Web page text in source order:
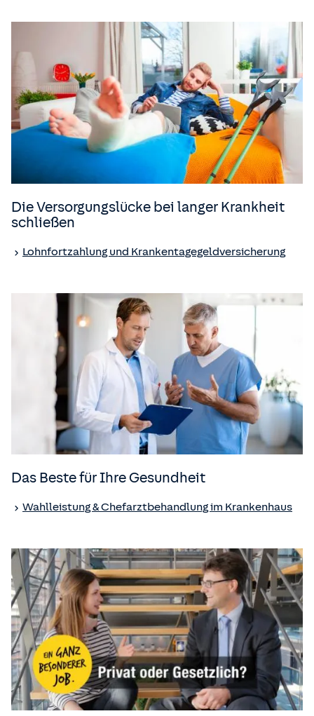
Die Versorgungslücke bei langer Krankheit
schließen
Lohnfortzahlung und Krankentagegeld­versicherung
Das Beste für Ihre Gesundheit
Wahlleistung & Chefarztbehandlung im Krankenhaus